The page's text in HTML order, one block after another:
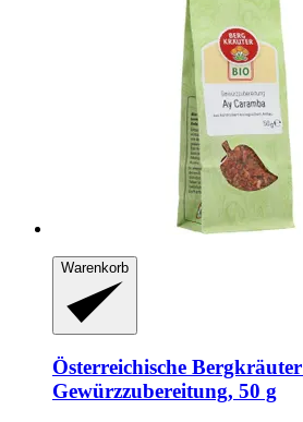
Warenkorb
Österreichische Bergkräuter
Gewürzzubereitung, 50 g